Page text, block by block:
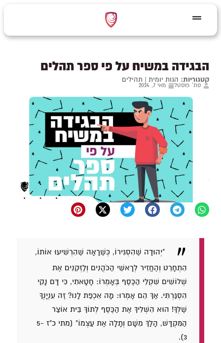
הבגידה במשיח על פי ספר תהלים
קטגוריות: הגות יומית | תהילים
סת' פוסטל מאי 7, 2024
"יְהוּדָה שֶׁהִסְגִּירוֹ, כְּשֶׁרָאָה שֶׁהִרְשִׁיעוּ אוֹתוֹ,
הִתְחָרֵט וְהֶחֱזִיר לְרָאשֵׁי הַכֹּהֲנִים וְלַזְּקֵנִים אֶת
שְׁלוֹשִׁים שִׁקְלֵי הַכֶּסֶף בְּאָמְרוֹ: חָטָאתִי, כִּי דָּם נָקִי
הִסְגַּרְתִּי. אַךְ הֵם אָמְרוּ: מָה אִכְפַּת לָנוּ? זֶה עִנְיָנְךָ
שֶׁלְּךָ! הוּא הִשְׁלִיךְ אֶת הַכֶּסֶף לְתוֹךְ בֵּית אוֹצַר
הַמִּקְדָּשׁ, הָלַךְ מִשָּׁם וְתָלָה אֶת עַצְמוֹ" (מתי כ"ז 5-
3).